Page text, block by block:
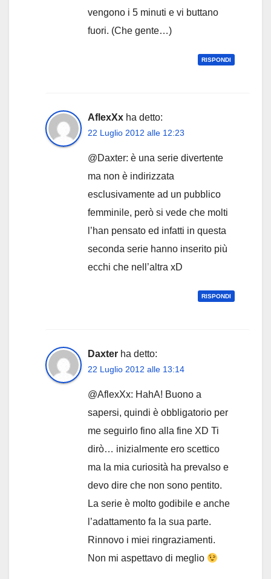
vengono i 5 minuti e vi buttano
fuori. (Che gente…)
RISPONDI
AflexXx ha detto:
22 Luglio 2012 alle 12:23
@Daxter: è una serie divertente
ma non è indirizzata
esclusivamente ad un pubblico
femminile, però si vede che molti
l’han pensato ed infatti in questa
seconda serie hanno inserito più
ecchi che nell’altra xD
RISPONDI
Daxter ha detto:
22 Luglio 2012 alle 13:14
@AflexXx: HahA! Buono a
sapersi, quindi è obbligatorio per
me seguirlo fino alla fine XD Ti
dirò… inizialmente ero scettico
ma la mia curiosità ha prevalso e
devo dire che non sono pentito.
La serie è molto godibile e anche
l’adattamento fa la sua parte.
Rinnovo i miei ringraziamenti.
Non mi aspettavo di meglio